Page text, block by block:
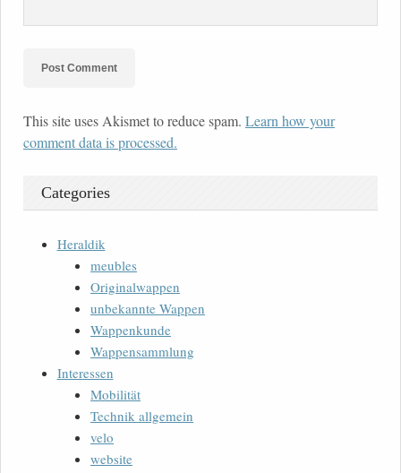
This site uses Akismet to reduce spam. Learn how your
comment data is processed.
Categories
Heraldik
meubles
Originalwappen
unbekannte Wappen
Wappenkunde
Wappensammlung
Interessen
Mobilität
Technik allgemein
velo
website